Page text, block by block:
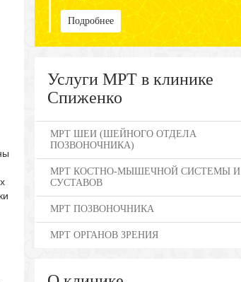
Подробнее
Услуги МРТ в клинике
Спиженко
МРТ ШЕИ (ШЕЙНОГО ОТДЕЛА
ПОЗВОНОЧНИКА)
МРТ КОСТНО-МЫШЕЧНОЙ СИСТЕМЫ И
СУСТАВОВ
МРТ ПОЗВОНОЧНИКА
МРТ ОРГАНОВ ЗРЕНИЯ